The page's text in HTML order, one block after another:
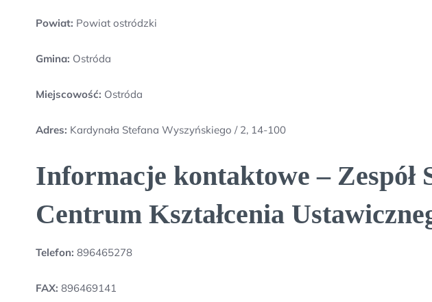
Powiat: Powiat ostródzki
Gmina: Ostróda
Miejscowość: Ostróda
Adres: Kardynała Stefana Wyszyńskiego / 2, 14-100
Informacje kontaktowe – Zespół
Centrum Kształcenia
Telefon: 896465278
FAX: 896469141